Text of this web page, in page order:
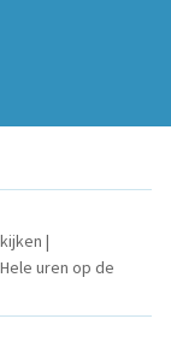
|
uren op de